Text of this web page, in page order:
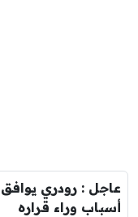
أسباب وراء قراره